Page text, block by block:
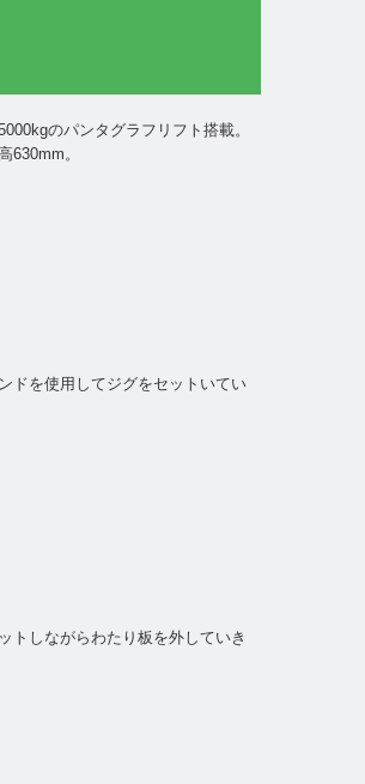
のパンタグラフリフト搭載。
630mm。
ドを使用してジグをセットいてい
トしながらわたり板を外していき